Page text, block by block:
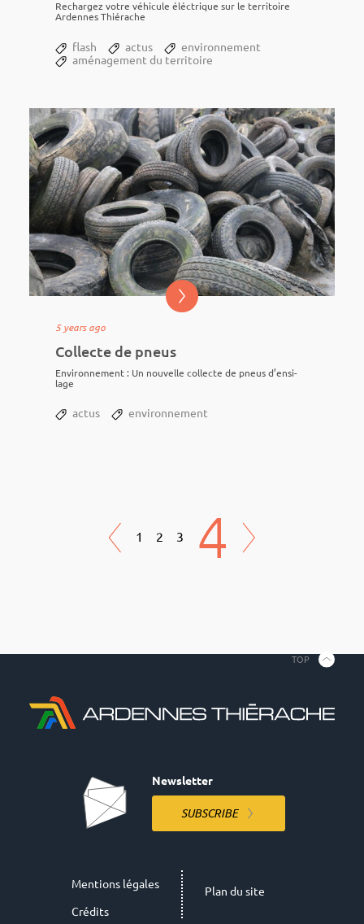
Rechar­­gez votre véhi­­cule éléc­­trique sur le terri­­toire
Ardennes Thié­­rache
flash actus
environnement
aménagement du territoire
Collecte de pneus
5 years ago
Envi­­­­ron­­­­ne­­­­ment : Un nouvelle collecte de pneus d’en­­­si­­­­
lage
actus environnement
1 2 3 4
Newsletter
SUBSCRIBE
Mentions légales
Crédits
Plan du site
TOP